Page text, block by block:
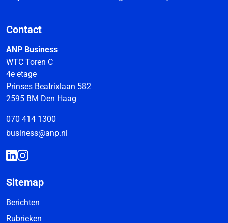
Contact
ANP Business
WTC Toren C
4e etage
Prinses Beatrixlaan 582
2595 BM Den Haag
070 414 1300
business@anp.nl
Sitemap
Berichten
Rubrieken